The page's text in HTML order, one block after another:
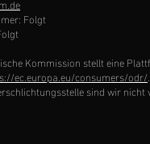
Folgt
Kommission stellt eine
ec.europa.eu/consumers/odr/
sind wir